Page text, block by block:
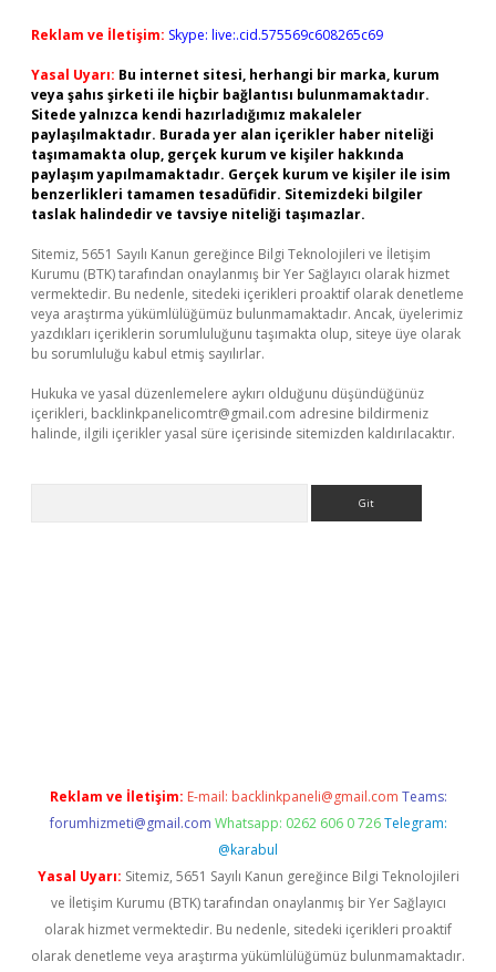
Reklam ve İletişim: Skype: live:.cid.575569c608265c69
Yasal Uyarı: Bu internet sitesi, herhangi bir marka, kurum
veya şahıs şirketi ile hiçbir bağlantısı bulunmamaktadır.
Sitede yalnızca kendi hazırladığımız makaleler
paylaşılmaktadır. Burada yer alan içerikler haber niteliği
taşımamakta olup, gerçek kurum ve kişiler hakkında
paylaşım yapılmamaktadır. Gerçek kurum ve kişiler ile isim
benzerlikleri tamamen tesadüfidir. Sitemizdeki bilgiler
taslak halindedir ve tavsiye niteliği taşımazlar.
Sitemiz, 5651 Sayılı Kanun gereğince Bilgi Teknolojileri ve İletişim
Kurumu (BTK) tarafından onaylanmış bir Yer Sağlayıcı olarak hizmet
vermektedir. Bu nedenle, sitedeki içerikleri proaktif olarak denetleme
veya araştırma yükümlülüğümüz bulunmamaktadır. Ancak, üyelerimiz
yazdıkları içeriklerin sorumluluğunu taşımakta olup, siteye üye olarak
bu sorumluluğu kabul etmiş sayılırlar.
Hukuka ve yasal düzenlemelere aykırı olduğunu düşündüğünüz
içerikleri, backlinkpanelicomtr@gmail.com adresine bildirmeniz
halinde, ilgili içerikler yasal süre içerisinde sitemizden kaldırılacaktır.
Reklam ve İletişim: E-mail: backlinkpaneli@gmail.com Teams:
forumhizmeti@gmail.com Whatsapp: 0262 606 0 726 Telegram:
@karabul
Yasal Uyarı: Sitemiz, 5651 Sayılı Kanun gereğince Bilgi Teknolojileri
ve İletişim Kurumu (BTK) tarafından onaylanmış bir Yer Sağlayıcı
olarak hizmet vermektedir. Bu nedenle, sitedeki içerikleri proaktif
olarak denetleme veya araştırma yükümlülüğümüz bulunmamaktadır.